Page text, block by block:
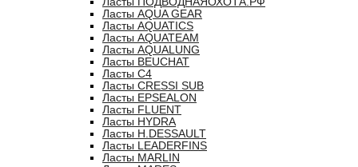
Ласты AQUA GEAR
Ласты AQUATICS
Ласты AQUATEAM
Ласты AQUALUNG
Ласты BEUCHAT
Ласты C4
Ласты CRESSI SUB
Ласты EPSEALON
Ласты FLUENT
Ласты HYDRA
Ласты H.DESSAULT
Ласты LEADERFINS
Ласты MARLIN